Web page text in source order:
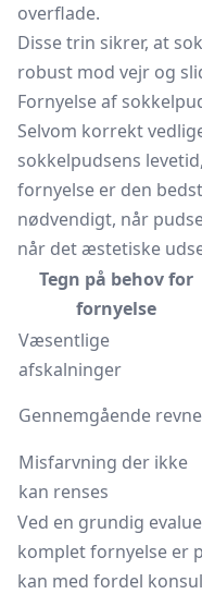
overflade.
Disse trin sikrer, at
robust mod vejr og
Fornyelse af
Selvom korrekt
sokkelpudsens
fornyelse er den
nødvendigt, når
når det æstetiske
Tegn på behov for
fornyelse
Væsentlige
afskalninger
Gennemgående
Misfarvning der ikke
kan renses
Ved en grundig
komplet fornyelse er
kan med fordel